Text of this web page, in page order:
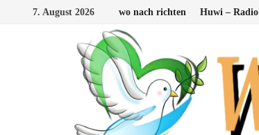
7. August 2026 wo nach richten Huwi – Radio